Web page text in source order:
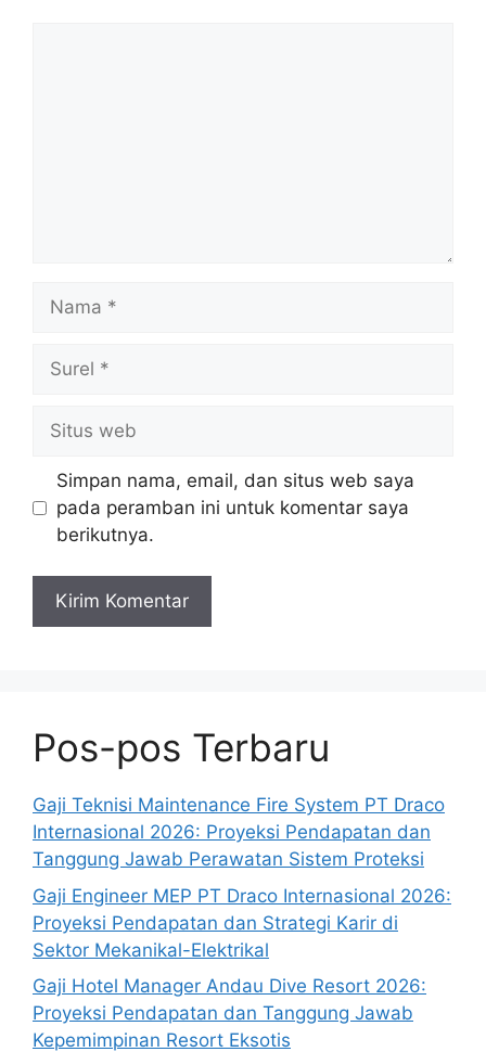
web
Simpan nama, email, dan situs web saya
pada peramban ini untuk komentar saya
berikutnya.
Pos-pos Terbaru
Gaji Teknisi Maintenance Fire System PT Draco
Internasional 2026: Proyeksi Pendapatan dan
Tanggung Jawab Perawatan Sistem Proteksi
Gaji Engineer MEP PT Draco Internasional 2026:
Proyeksi Pendapatan dan Strategi Karir di
Sektor Mekanikal-Elektrikal
Gaji Hotel Manager Andau Dive Resort 2026:
Proyeksi Pendapatan dan Tanggung Jawab
Kepemimpinan Resort Eksotis